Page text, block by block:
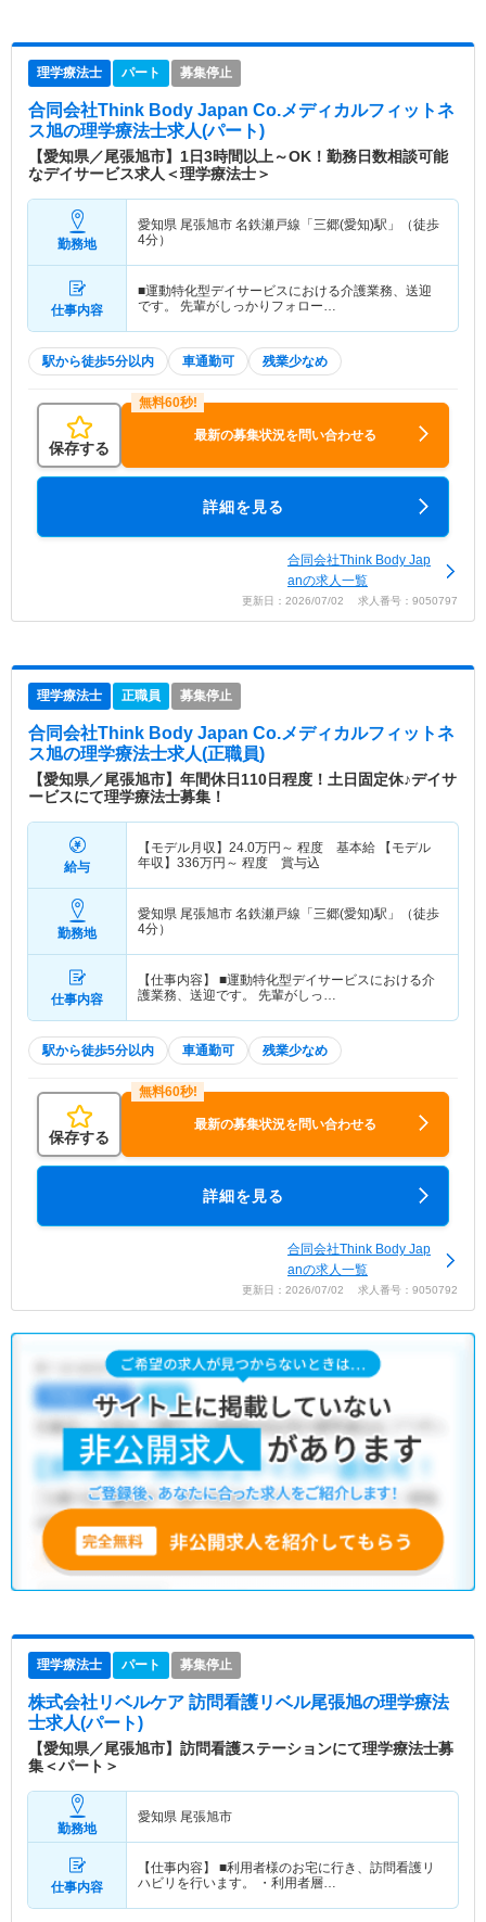
理学療法士 パート 募集停止
合同会社Think Body Japan Co.メディカルフィットネ
ス旭の理学療法士求人(パート)
【愛知県／尾張旭市】1日3時間以上～OK！勤務日数相談可能
なデイサービス求人＜理学療法士＞
勤務地
愛知県 尾張旭市 名鉄瀬戸線「三郷(愛知)駅」（徒歩
4分）
仕事内容
■運動特化型デイサービスにおける介護業務、送迎
です。 先輩がしっかりフォロー…
駅から徒歩5分以内 車通勤可 残業少なめ
保存する
最新の募集状況を問い合わせる
詳細を見る
合同会社Think Body Jap
anの求人一覧
更新日：2026/07/02 求人番号：9050797
理学療法士 正職員 募集停止
合同会社Think Body Japan Co.メディカルフィットネ
ス旭の理学療法士求人(正職員)
【愛知県／尾張旭市】年間休日110日程度！土日固定休♪デイサ
ービスにて理学療法士募集！
給与
【モデル月収】 24.0万円～ 程度 基本給 【モデル
年収】 336万円～ 程度 賞与込
勤務地
愛知県 尾張旭市 名鉄瀬戸線「三郷(愛知)駅」（徒歩
4分）
仕事内容
【仕事内容】 ■運動特化型デイサービスにおける介
護業務、送迎です。 先輩がしっ…
駅から徒歩5分以内 車通勤可 残業少なめ
保存する
最新の募集状況を問い合わせる
詳細を見る
合同会社Think Body Jap
anの求人一覧
更新日：2026/07/02 求人番号：9050792
理学療法士 パート 募集停止
株式会社リベルケア 訪問看護リベル尾張旭の理学療法
士求人(パート)
【愛知県／尾張旭市】訪問看護ステーションにて理学療法士募
集＜パート＞
勤務地
愛知県 尾張旭市
仕事内容
【仕事内容】 ■利用者様のお宅に行き、訪問看護リ
ハビリを行います。 ・利用者層…